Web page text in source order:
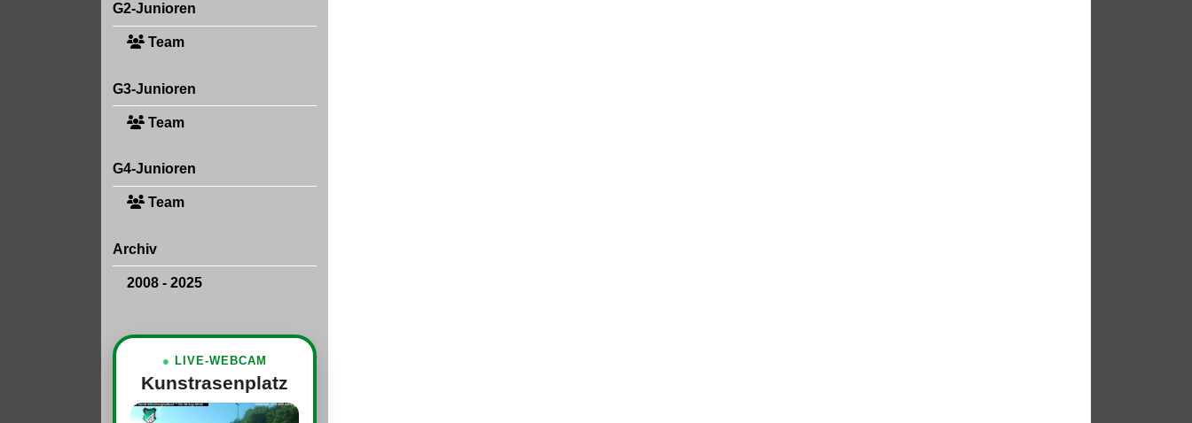
G2-Junioren
Team
G3-Junioren
Team
G4-Junioren
Team
Archiv
2008 - 2025
● LIVE-WEBCAM
Kunstrasenplatz